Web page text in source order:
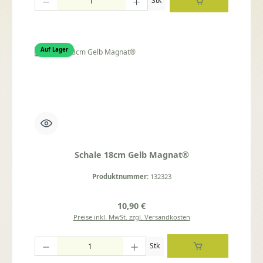
Auf Lager
Schale 18cm Gelb Magnat®
Produktnummer: 132323
Regulärer Preis:
10,90 €
Preise inkl. MwSt. zzgl. Versandkosten
Produkt Anzahl: Gib den gewünschten Wert ein oder benutze die Schaltflächen um
Stk